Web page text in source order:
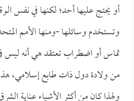
أو يحتج عليها أحد؛ لكنها في نفس
وتستخدم وسائلها -ومنها الأمم
تماس أو اضطراب تعتقد هي أنه ليس
من ولادة دول ذات طابع إسلامي،